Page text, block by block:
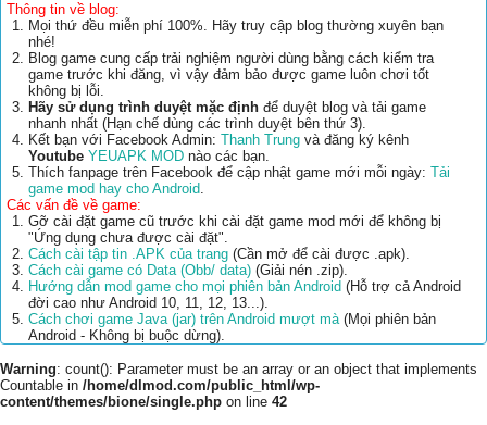
Thông tin về blog:
Mọi thứ đều miễn phí 100%. Hãy truy cập blog thường xuyên bạn
nhé!
Blog game cung cấp trải nghiệm người dùng bằng cách kiểm tra
game trước khi đăng, vì vậy đảm bảo được game luôn chơi tốt
không bị lỗi.
Hãy sử dụng trình duyệt mặc định để duyệt blog và tải game
nhanh nhất (Hạn chế dùng các trình duyệt bên thứ 3).
Kết bạn với Facebook Admin: Thanh Trung và đăng ký kênh
Youtube YEUAPK MOD nào các bạn.
Thích fanpage trên Facebook để cập nhật game mới mỗi ngày: Tải
game mod hay cho Android.
Các vấn đề về game:
Gỡ cài đặt game cũ trước khi cài đặt game mod mới để không bị
"Ứng dụng chưa được cài đặt".
Cách cài tập tin .APK của trang (Cần mở để cài được .apk).
Cách cài game có Data (Obb/ data) (Giải nén .zip).
Hướng dẫn mod game cho mọi phiên bản Android (Hỗ trợ cả Android
đời cao như Android 10, 11, 12, 13...).
Cách chơi game Java (jar) trên Android mượt mà(Mọi phiên bản
Android - Không bị buộc dừng).
Warning: count(): Parameter must be an array or an object that implements
Countable in /home/dlmod.com/public_html/wp-
content/themes/bione/single.php on line 42